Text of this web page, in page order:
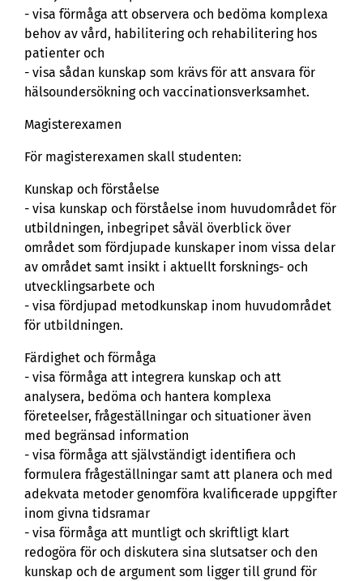
- visa förmåga att observera och bedöma komplexa
behov av vård, habilitering och rehabilitering hos
patienter och
- visa sådan kunskap som krävs för att ansvara för
hälsoundersökning och vaccinationsverksamhet.
Magisterexamen
För magisterexamen skall studenten:
Kunskap och förståelse
- visa kunskap och förståelse inom huvudområdet för
utbildningen, inbegripet såväl överblick över
området som fördjupade kunskaper inom vissa delar
av området samt insikt i aktuellt forsknings- och
utvecklingsarbete och
- visa fördjupad metodkunskap inom huvudområdet
för utbildningen.
Färdighet och förmåga
- visa förmåga att integrera kunskap och att
analysera, bedöma och hantera komplexa
företeelser, frågeställningar och situationer även
med begränsad information
- visa förmåga att självständigt identifiera och
formulera frågeställningar samt att planera och med
adekvata metoder genomföra kvalificerade uppgifter
inom givna tidsramar
- visa förmåga att muntligt och skriftligt klart
redogöra för och diskutera sina slutsatser och den
kunskap och de argument som ligger till grund för